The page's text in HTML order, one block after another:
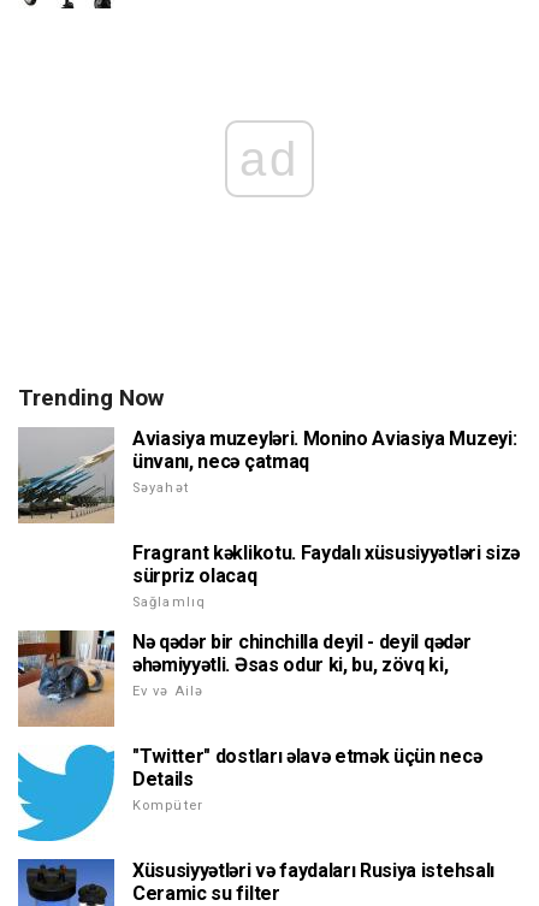
ad
Trending Now
Aviasiya muzeyləri. Monino Aviasiya Muzeyi:
ünvanı, necə çatmaq
Səyahət
Fragrant kəklikotu. Faydalı xüsusiyyətləri sizə
sürpriz olacaq
Sağlamlıq
Nə qədər bir chinchilla deyil - deyil qədər
əhəmiyyətli. Əsas odur ki, bu, zövq ki,
Ev və Ailə
"Twitter" dostları əlavə etmək üçün necə
Details
Kompüter
Xüsusiyyətləri və faydaları Rusiya istehsalı
Ceramic su filter